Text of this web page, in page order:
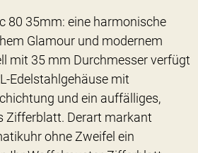
80 35mm: eine harmonische
Glamour und modernem
mit 35 mm Durchmesser verfügt
Edelstahlgehäuse mit
und ein auffälliges,
Zifferblatt. Derart markant
ohne Zweifel ein